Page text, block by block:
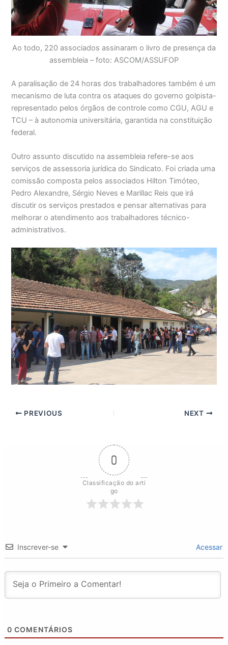
Ao todo, 220 associados assinaram o livro de presença da
assembleia – foto: ASCOM/ASSUFOP
A paralisação de 24 horas dos trabalhadores também é um
mecanismo de luta contra os ataques do governo golpista-
representado pelos órgãos de controle como CGU, AGU e
TCU – à autonomia universitária, garantida na constituição
federal.
Outro assunto discutido na assembleia refere-se aos
serviços de assessoria jurídica do Sindicato. Foi criada uma
comissão composta pelos associados Hilton Timóteo,
Pedro Alexandre, Sérgio Neves e Marillac Reis que irá
discutir os serviços prestados e pensar alternativas para
melhorar o atendimento aos trabalhadores técnico-
administrativos.
PREVIOUS NEXT
0
Classificação do arti
go
Inscrever-se Acessar
0 COMENTÁRIOS